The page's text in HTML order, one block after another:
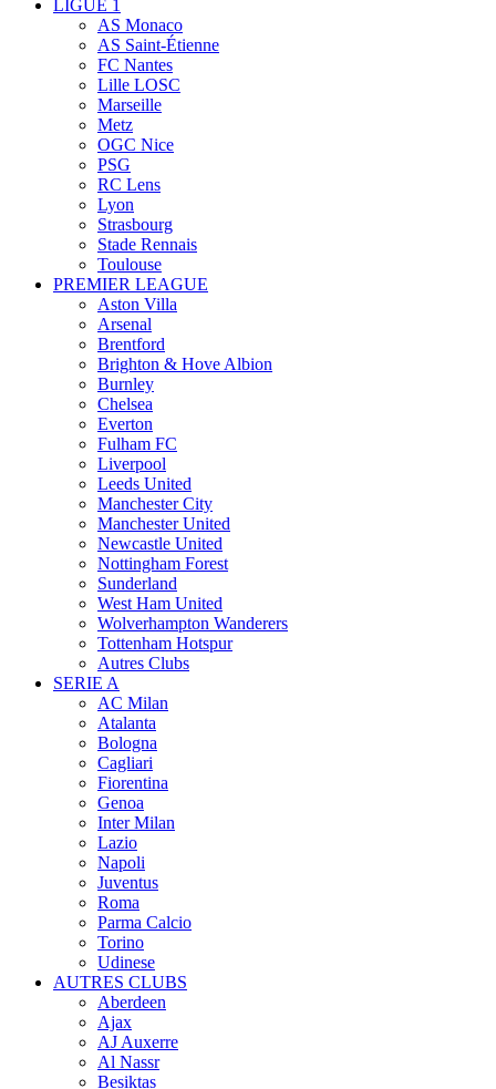
LIGUE 1
AS Monaco
AS Saint-Étienne
FC Nantes
Lille LOSC
Marseille
Metz
OGC Nice
PSG
RC Lens
Lyon
Strasbourg
Stade Rennais
Toulouse
PREMIER LEAGUE
Aston Villa
Arsenal
Brentford
Brighton & Hove Albion
Burnley
Chelsea
Everton
Fulham FC
Liverpool
Leeds United
Manchester City
Manchester United
Newcastle United
Nottingham Forest
Sunderland
West Ham United
Wolverhampton Wanderers
Tottenham Hotspur
Autres Clubs
SERIE A
AC Milan
Atalanta
Bologna
Cagliari
Fiorentina
Genoa
Inter Milan
Lazio
Napoli
Juventus
Roma
Parma Calcio
Torino
Udinese
AUTRES CLUBS
Aberdeen
Ajax
AJ Auxerre
Al Nassr
Besiktas